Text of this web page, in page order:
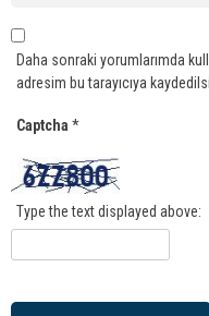
Daha sonraki yorumlarımda
adresim bu tarayıcıya
Captcha *
Type the text displayed above: